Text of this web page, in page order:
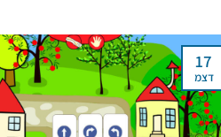
17
דצמ